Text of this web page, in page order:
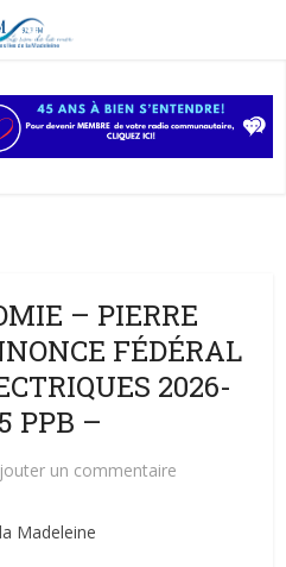
– PIERRE
FÉDÉRAL
2026-
PPB –
un commentaire
Madeleine